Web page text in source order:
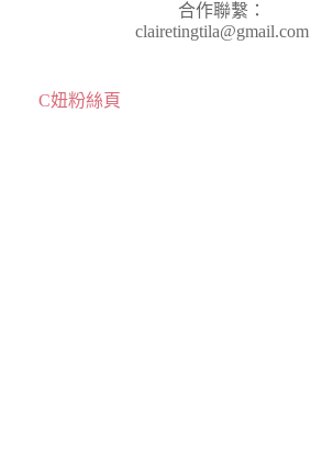
合作聯繫：
clairetingtila@gmail.com
C妞粉絲頁